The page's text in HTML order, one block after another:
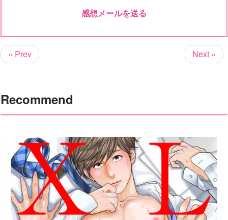
感想メールを送る
« Prev Next »
Recommend